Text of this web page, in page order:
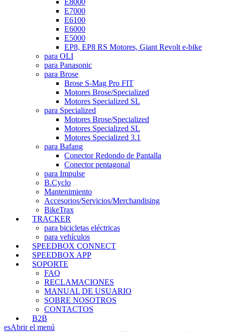
E8000
E7000
E6100
E6000
E5000
EP8, EP8 RS Motores, Giant Revolt e-bike
para OLI
para Panasonic
para Brose
Brose S-Mag Pro FIT
Motores Brose/Specialized
Motores Specialized SL
para Specialized
Motores Brose/Specialized
Motores Specialized SL
Motores Specialized 3.1
para Bafang
Conector Redondo de Pantalla
Conector pentagonal
para Impulse
B.Cyclo
Mantenimiento
Accesorios/Servicios/Merchandising
BikeTrax
TRACKER
para bicicletas eléctricas
para vehículos
SPEEDBOX CONNECT
SPEEDBOX APP
SOPORTE
FAQ
RECLAMACIONES
MANUAL DE USUARIO
SOBRE NOSOTROS
CONTACTOS
B2B
esAbrir el menú